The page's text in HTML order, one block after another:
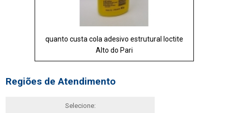
quanto custa cola adesivo estrutural loctite
Alto do Pari
Regiões de Atendimento
Selecione: